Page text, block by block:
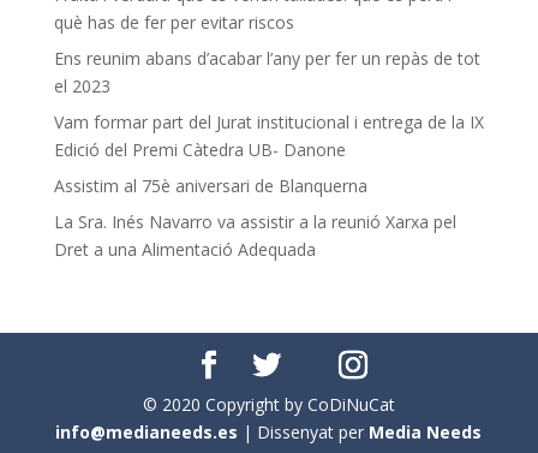
què has de fer per evitar riscos
Ens reunim abans d’acabar l’any per fer un repàs de tot
el 2023
Vam formar part del Jurat institucional i entrega de la IX
Edició del Premi Càtedra UB- Danone
Assistim al 75è aniversari de Blanquerna
La Sra. Inés Navarro va assistir a la reunió Xarxa pel
Dret a una Alimentació Adequada
© 2020 Copyright by CoDiNuCat
info@medianeeds.es | Dissenyat per Media Needs